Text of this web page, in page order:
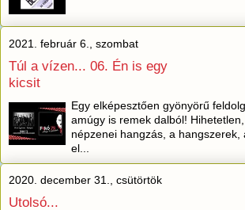
2021. február 6., szombat
Túl a vízen... 06. Én is egy
kicsit
Egy elképesztően gyönyörű
amúgy is remek dalból!
népzenei hangzás, a hangszerek,
el...
2020. december 31., csütörtök
Utolsó...